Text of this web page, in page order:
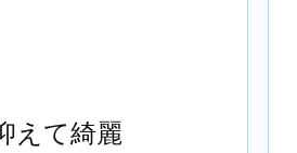
えて綺麗